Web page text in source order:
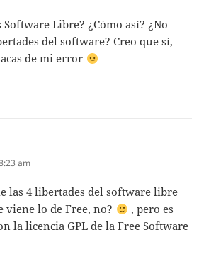
Software Libre? ¿Cómo así? ¿No
del software? Creo que sí,
de mi error
am
las 4 libertades del software libre
viene lo de Free, no?
, pero es
la licencia GPL de la Free Software